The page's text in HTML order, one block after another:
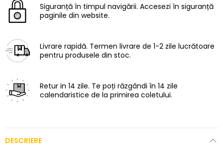
Siguranță în timpul navigării. Accesezi în siguranță
paginile din website.
Livrare rapidă. Termen livrare de 1-2 zile lucrătoare
pentru produsele din stoc.
Retur in 14 zile. Te poți răzgândi în 14 zile
calendaristice de la primirea coletului.
DESCRIERE